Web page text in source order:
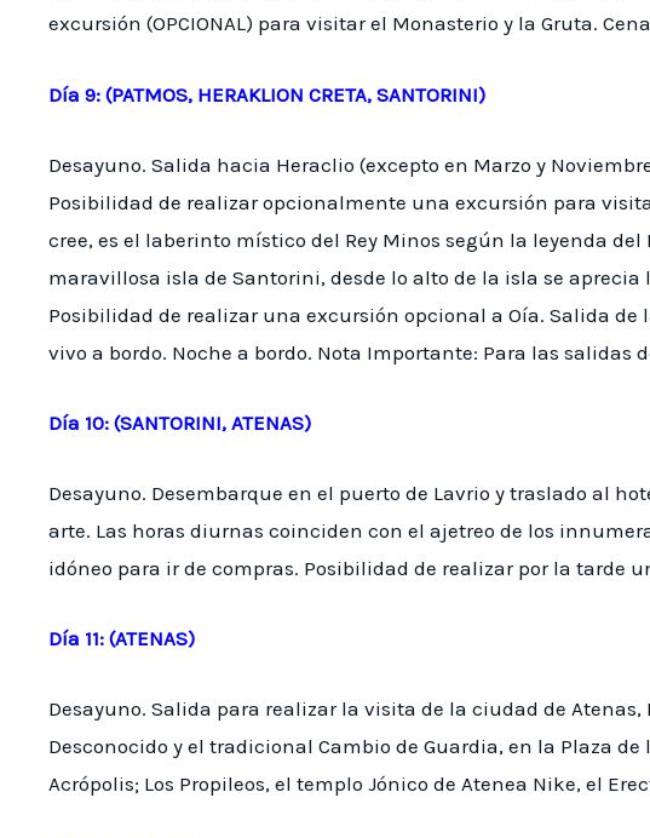
excursión (OPCIONAL) para visitar el Monasterio y la Gruta.
Día 9: (PATMOS, HERAKLION CRETA, SANTORINI)
Desayuno. Salida hacia Heraclio (excepto en Marzo y
Posibilidad de realizar opcionalmente una excursión para
cree, es el laberinto místico del Rey Minos según la leyenda
maravillosa isla de Santorini, desde lo alto de la isla se
Posibilidad de realizar una excursión opcional a Oía. Salida
vivo a bordo. Noche a bordo. Nota Importante: Para las salidas
Día 10: (SANTORINI, ATENAS)
Desayuno. Desembarque en el puerto de Lavrio y traslado al
arte. Las horas diurnas coinciden con el ajetreo de los
idóneo para ir de compras. Posibilidad de realizar por la tarde
Día 11: (ATENAS)
Desayuno. Salida para realizar la visita de la ciudad de
Desconocido y el tradicional Cambio de Guardia, en la Plaza
Acrópolis; Los Propileos, el templo Jónico de Atenea Nike, el